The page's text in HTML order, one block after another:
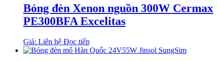
Bóng đèn Xenon nguồn 300W Cermax
PE300BFA Excelitas
Giá: Liên hệ Đọc tiếp